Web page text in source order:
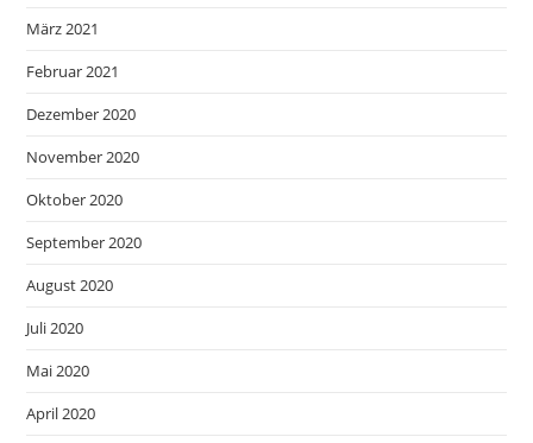
März 2021
Februar 2021
Dezember 2020
November 2020
Oktober 2020
September 2020
August 2020
Juli 2020
Mai 2020
April 2020